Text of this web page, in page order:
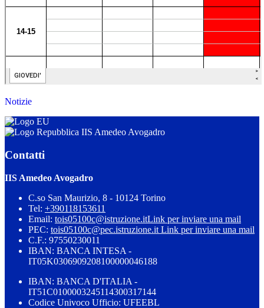
Notizie
IIS Amedeo Avogadro
Contatti
IIS Amedeo Avogadro
C.so San Maurizio, 8 - 10124 Torino
Tel: +390118153611
Email: tois05100c@istruzione.itLink per inviare una mail
PEC: tois05100c@pec.istruzione.it Link per inviare una mail
C.F.: 97550230011
IBAN: BANCA INTESA -
IT05K0306909208100000046188
IBAN: BANCA D'ITALIA -
IT51C0100003245114300317144
Codice Univoco Ufficio: UFEEBL